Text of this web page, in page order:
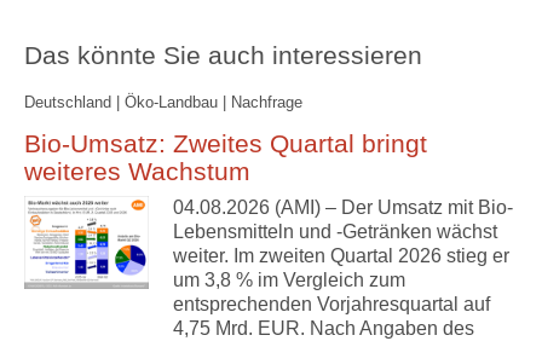
Das könnte Sie auch interessieren
Deutschland | Öko-Landbau | Nachfrage
Bio-Umsatz: Zweites Quartal bringt
weiteres Wachstum
04.08.2026 (AMI) – Der Umsatz mit Bio-
Lebensmitteln und -Getränken wächst
weiter. Im zweiten Quartal 2026 stieg er
um 3,8 % im Vergleich zum
entsprechenden Vorjahresquartal auf
4,75 Mrd. EUR. Nach Angaben des